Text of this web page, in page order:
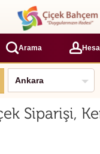
Arama
Siparişi,